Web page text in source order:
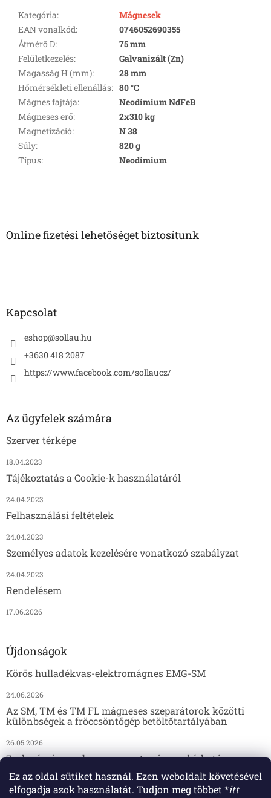
Ez az oldal sütiket használ. Ezen weboldalt követésével
elfogadja azok használatát. Tudjon meg többet *itt
Kategória:
Mágnesek
EAN vonalkód:
0746052690355
Átmérő D:
75 mm
Felületkezelés:
Galvanizált (Zn)
Magasság H (mm):
28 mm
Hőmérsékleti ellenállás: 80 °C
Mágnes fajtája:
Neodímium NdFeB
Mágneses erő:
2x310 kg
Magnetizáció:
N 38
Súly:
820 g
Típus: Neodímium
L
Online fizetési lehetőséget biztosítunk
Kapcsolat
eshop@sollau.hu
+3630 418 2087
https://www.facebook.com/sollaucz/
Az ügyfelek számára
Szerver térképe
18.04.2023
Tájékoztatás a Cookie-k használatáról
24.04.2023
Felhasználási feltételek
24.04.2023
Személyes adatok kezelésére vonatkozó szabályzat
24.04.2023
Rendelésem
17.06.2026
Újdonságok
Körös hulladékvas-elektromágnes EMG-SM
24.06.2026
Az SM, TM és TM FL mágneses szeparátorok közötti
különbségek a fröccsöntőgép betöltőtartályában
26.05.2026
Zsaluzómágnesek: gyors, pontos és megbízható
17.04.2026